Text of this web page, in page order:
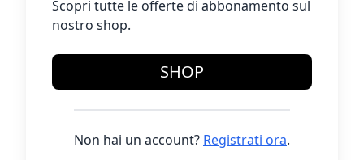
Scopri tutte le offerte di abbonamento sul
nostro shop.
SHOP
Non hai un account? Registrati ora.